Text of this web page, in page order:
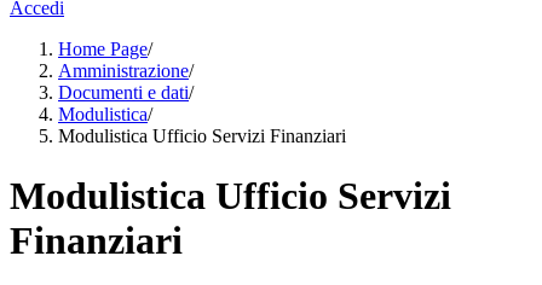
Accedi
Home Page/
Amministrazione/
Documenti e dati/
Modulistica/
Modulistica Ufficio Servizi Finanziari
Modulistica Ufficio Servizi
Finanziari